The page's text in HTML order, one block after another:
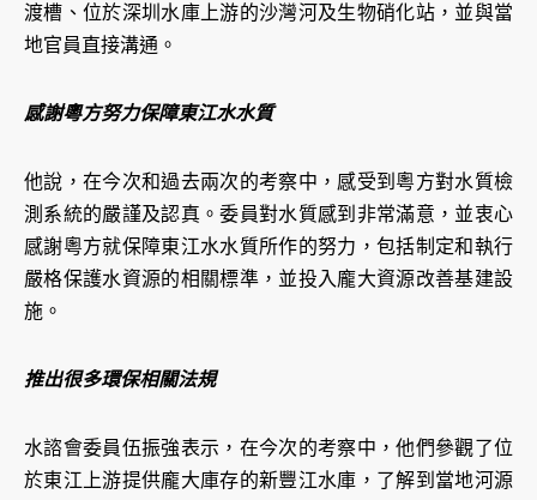
渡槽、位於深圳水庫上游的沙灣河及生物硝化站，並與當
地官員直接溝通。
感謝粵方努力保障東江水水質
他說，在今次和過去兩次的考察中，感受到粵方對水質檢
測系統的嚴謹及認真。委員對水質感到非常滿意，並衷心
感謝粵方就保障東江水水質所作的努力，包括制定和執行
嚴格保護水資源的相關標準，並投入龐大資源改善基建設
施。
推出很多環保相關法規
水諮會委員伍振強表示，在今次的考察中，他們參觀了位
於東江上游提供龐大庫存的新豐江水庫，了解到當地河源